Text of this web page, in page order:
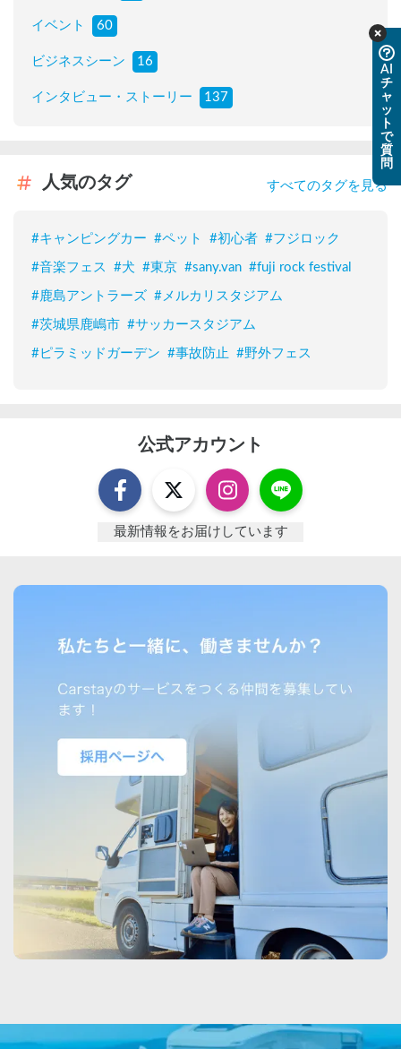
イベント 60
ビジネスシーン 16
インタビュー・ストーリー 137
人気のタグ すべてのタグを見る
#キャンピングカー #ペット #初心者 #フジロック
#音楽フェス #犬 #東京 #sany.van #fuji rock festival
#鹿島アントラーズ # メルカリスタジアム
#茨城県鹿嶋市 #サッカースタジアム
#ピラミッドガーデン #事故防止 #野外フェス
公式アカウント
最新情報をお届けしています
AI
チ
ャ
ッ
ト
で
質
問